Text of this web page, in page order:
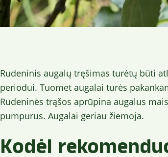
Rudeninis augalų tręšimas turėtų būti
periodui. Tuomet augalai turės
Rudeninės trąšos aprūpina augalus
pumpurus. Augalai geriau žiemoja.
Kodėl